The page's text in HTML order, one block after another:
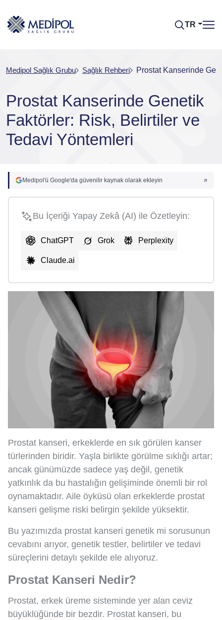
TR
Medipol Sağlık Grubu Sağlık Rehberi Prostat Kanserinde
Prostat Kanserinde Genetik
Faktörler: Risk, Belirtiler ve
Tedavi Yöntemleri
Medipol'ü Google'da güvenilir kaynak olarak ekleyin
Bu İçeriği Yapay Zekâ (AI) ile Özetleyin:
ChatGPT Grok Perplexity
Claude.ai
Prostat kanseri, erkeklerde en sık görülen kanser
türlerinden biridir. Yaşla birlikte görülme sıklığı artar;
ancak günümüzde sadece yaş değil, genetik
yatkınlık da bu hastalığın gelişiminde önemli bir rol
oynamaktadır. Aile öyküsü olan erkeklerde prostat
kanseri gelişme riski belirgin şekilde yüksektir.
Bu yazımızda prostat kanseri genetik mi sorusunun
cevabını arıyor, genetik testler, belirtiler ve tedavi
süreçlerini detaylı şekilde ele alıyoruz.
Prostat Kanseri Nedir?
Prostat, erkek üreme sisteminde yer alan ceviz
büyüklüğünde bir bezdir. Prostat kanseri, bu